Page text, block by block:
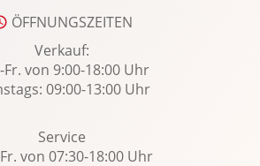
Elektrisch
Control
ÖFFNUNGSZEITEN
Verkauf:
Fr. von 9:00-18:00 Uhr
09:00-13:00 Uhr
Service
von 07:30-18:00 Uhr